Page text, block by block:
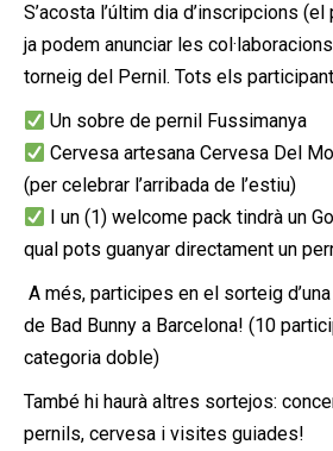
S’acosta l’últim dia d’inscripcions
ja podem anunciar les
torneig del Pernil. Tots els
Un sobre de pernil Fussimanya
Cervesa artesana Cervesa Del
(per celebrar l’arribada de l’estiu)
I un (1) welcome pack tindrà un
qual pots guanyar directament un
A més, participes en el sorteig
de Bad Bunny a Barcelona! (10
categoria doble)
També hi haurà altres sortejos:
pernils, cervesa i visites guiades!